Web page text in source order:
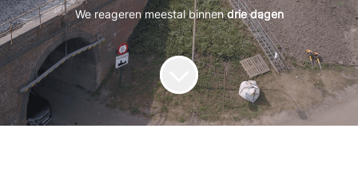
We reageren meestal binnendrie dagen